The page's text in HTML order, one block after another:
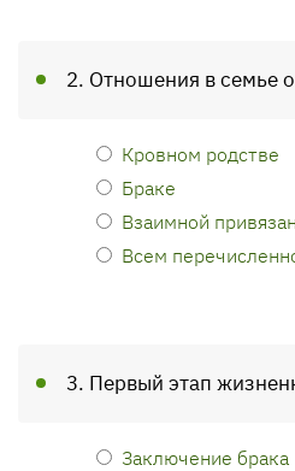
2. Отношения в семье
Кровном родстве
Браке
Взаимной
Всем
3. Первый этап
Заключение брака